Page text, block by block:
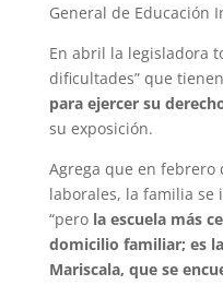
General de Educación
En abril la legisladora
dificultades” que tienen
para ejercer su
su exposición.
Agrega que en febrero
laborales, la familia se
“pero la escuela más
domicilio familiar; es
Mariscala, que se